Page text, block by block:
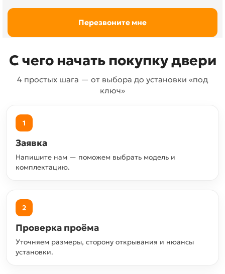
С чего начать покупку двери
4 простых шага — от выбора до установки «под
ключ»
1
Заявка
Напишите нам — поможем выбрать модель и
комплектацию.
2
Проверка проёма
Уточняем размеры, сторону открывания и нюансы
установки.